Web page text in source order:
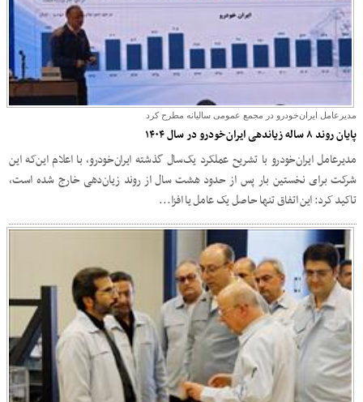
مدیرعامل ایران‌خودرو در مجمع عمومی سالیانه مطرح کرد
پایان روند ۸ ساله زیاندهی ایران‌خودرو در سال ۱۴۰۴
مدیرعامل ایران‌خودرو با تشریح عملکرد یک‌سال گذشته ایران‌خودرو، با اعلام این‌که این
شرکت برای نخستین بار پس از حدود هشت سال از روند زیان‌دهی خارج شده است،
تاکید کرد: این اتفاق تنها حاصل یک عامل یا افزا...